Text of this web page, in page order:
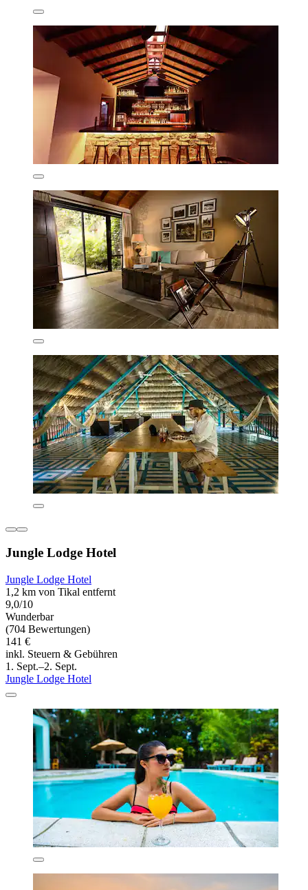
Jungle Lodge Hotel
Jungle Lodge Hotel
1,2 km von Tikal entfernt
9,0/10
Wunderbar
(704 Bewertungen)
141 €
inkl. Steuern & Gebühren
1. Sept.–2. Sept.
Jungle Lodge Hotel